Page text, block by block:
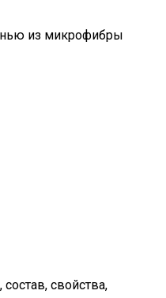
из микрофибры
свойства,